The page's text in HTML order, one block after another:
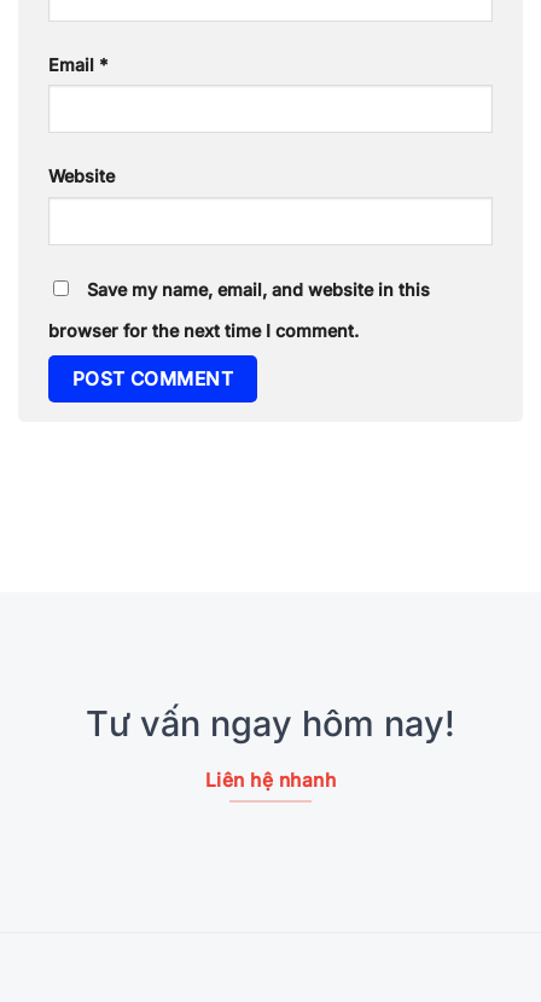
Email *
Website
Save my name, email, and website in this
browser for the next time I comment.
Tư vấn ngay hôm nay!
Liên hệ nhanh